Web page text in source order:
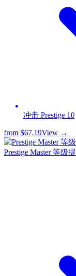
冲击 Prestige 10
from $67.19View →
Prestige Master 等级